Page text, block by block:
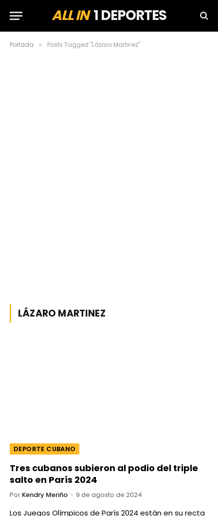
ALL IN1 DEPORTES
Portada » Posts Tagged "Lázaro Martinez"
LÁZARO MARTINEZ
DEPORTE CUBANO
Tres cubanos subieron al podio del triple
salto en París 2024
Por Kendry Meriño 9 de agosto de 2024
Los Juegos Olímpicos de París 2024 están en su recta